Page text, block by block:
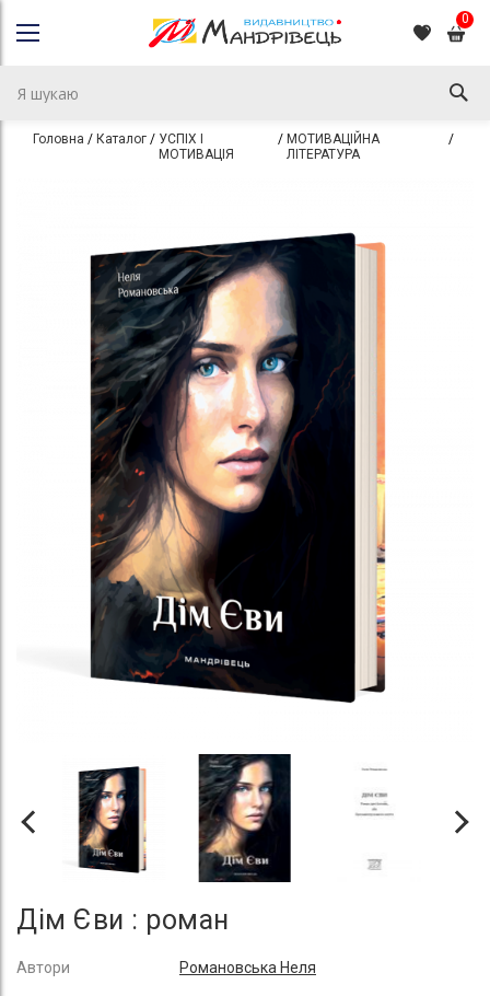
0
Головна Каталог
УСПІХ І
МОТИВАЦІЯ
МОТИВАЦІЙНА
ЛІТЕРАТУРА
Дім Єви : роман
Автори Романовська Неля
зображень
зображень